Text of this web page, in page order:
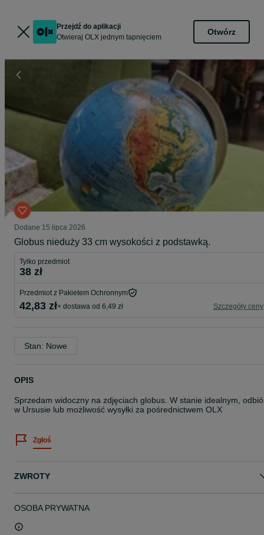
Przejdź do aplikacji
Otwieraj OLX jednym tapnięciem
Otwórz
Dodane 15 lipca 2026
Globus nieduży 33 cm wysokości z podstawką.
Tylko przedmiot
38 zł
Przedmiot z Pakietem Ochronnym
42,83 zł+ dostawa od 6,49 zł Szczegóły ceny
Stan: Nowe
OPIS
Sprzedam widoczny na zdjęciach globus. W stanie idealnym,
w Ursusie lub możliwość wysyłki za pośrednictwem OLX
Zgłoś
ZWROTY
OSOBA PRYWATNA